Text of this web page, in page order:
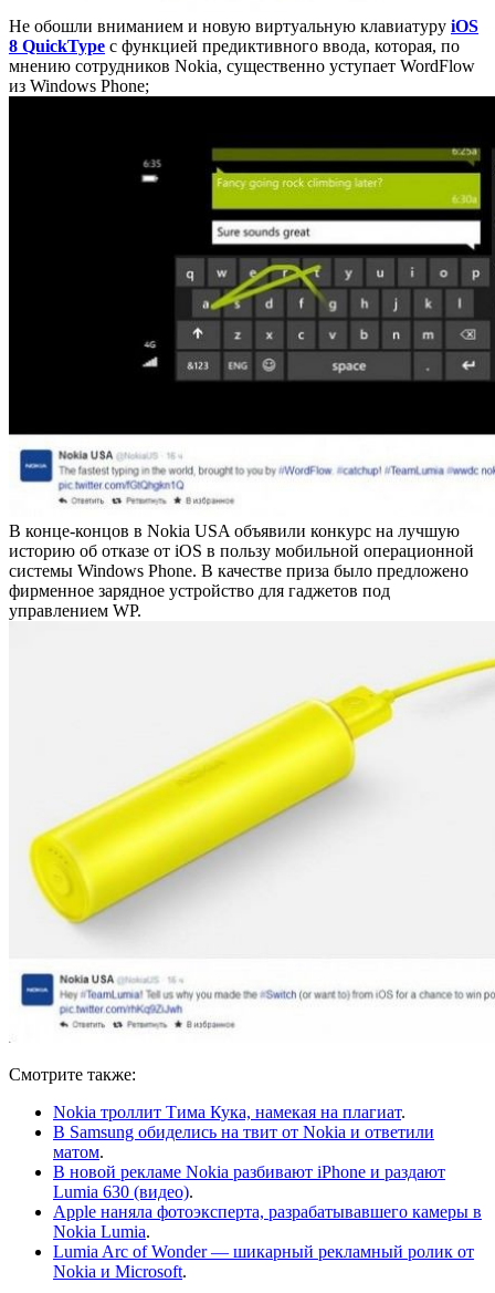
Не обошли вниманием и новую виртуальную клавиатуру iOS
8 QuickType с функцией предиктивного ввода, которая, по
мнению сотрудников Nokia, существенно уступает WordFlow
из Windows Phone;
В конце-концов в Nokia USA объявили конкурс на лучшую
историю об отказе от iOS в пользу мобильной операционной
системы Windows Phone. В качестве приза было предложено
фирменное зарядное устройство для гаджетов под
управлением WP.
Смотрите также:
Nokia троллит Тима Кука, намекая на плагиат.
В Samsung обиделись на твит от Nokia и ответили
матом.
В новой рекламе Nokia разбивают iPhone и раздают
Lumia 630 (видео).
Apple наняла фотоэксперта, разрабатывавшего камеры в
Nokia Lumia.
Lumia Arc of Wonder — шикарный рекламный ролик от
Nokia и Microsoft.